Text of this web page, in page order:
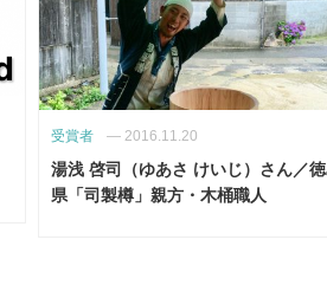
受賞者 — 2016.11.20
湯浅 啓司（ゆあさ けいじ）さん／
県「司製樽」親方・木桶職人